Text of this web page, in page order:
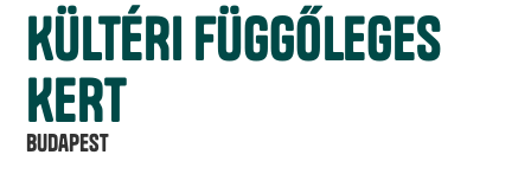
KÜLTÉRI FÜGGŐLEGES
KERT
Budapest